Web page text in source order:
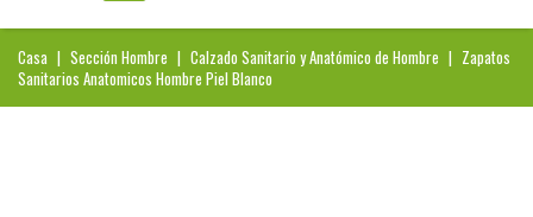
Casa | Sección Hombre | Calzado Sanitario y Anatómico de Hombre | Zapatos
Sanitarios Anatomicos Hombre Piel Blanco